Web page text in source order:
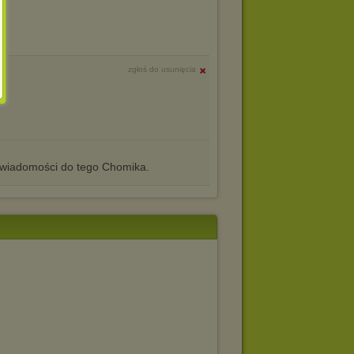
zgłoś do usunięcia
do tego Chomika.